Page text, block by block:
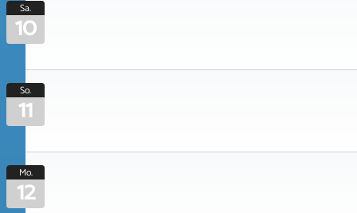
Sa.
10
So.
11
Mo.
12